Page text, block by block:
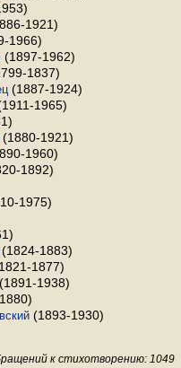
1921)
1966)
(1897-1962)
1837)
(1887-1924)
1965)
(1880-1921)
1960)
1892)
1975)
(1824-1883)
1877)
(1891-1938)
(1893-1930)
к стихотворению: 1049